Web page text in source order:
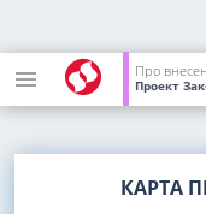
Проект
КАРТА